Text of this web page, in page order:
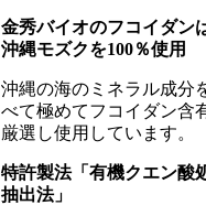
金秀バイオのフコイダン
沖縄モズクを100％使用
沖縄の海のミネラル成分
べて極めてフコイダン含
厳選し使用しています。
特許製法「有機クエン酸
抽出法」